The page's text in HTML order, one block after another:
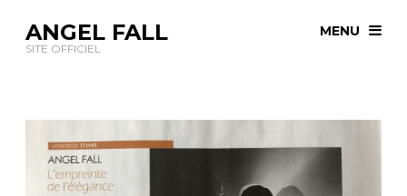
ANGEL FALL
SITE OFFICIEL
MENU